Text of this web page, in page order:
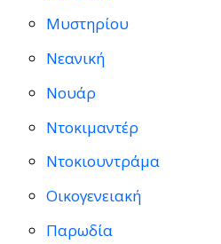
Μυστηρίου
Νεανική
Νουάρ
Ντοκιμαντέρ
Ντοκιουντράμα
Οικογενειακή
Παρωδία